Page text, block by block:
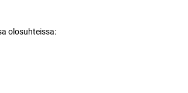
olosuhteissa: